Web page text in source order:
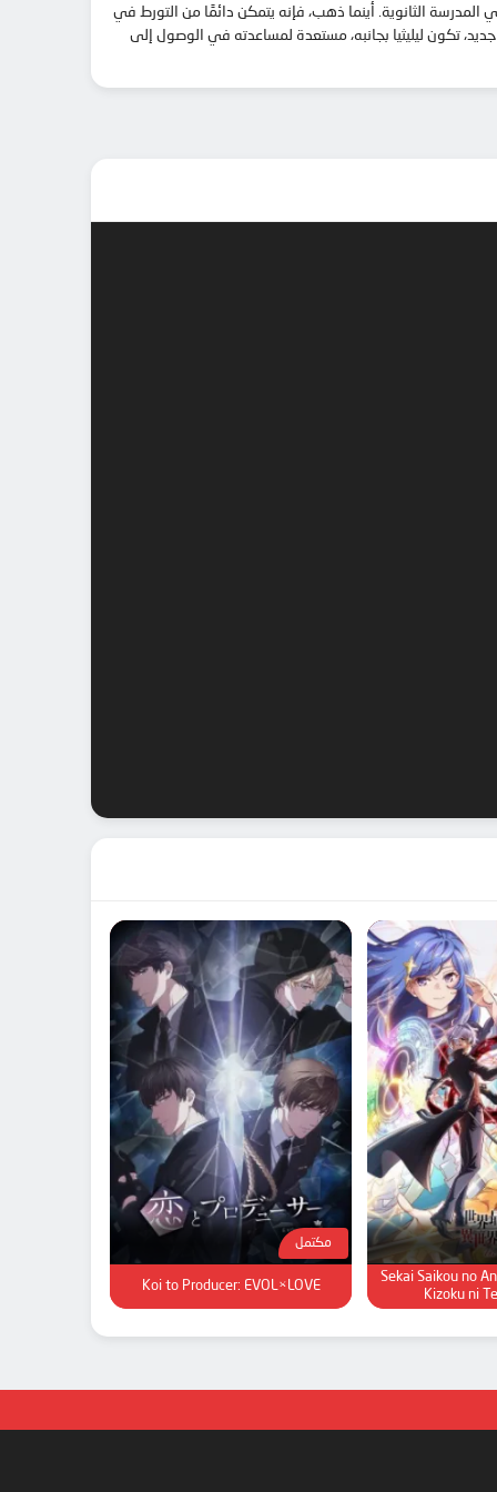
الثانوية. أينما ذهب، فإنه يتمكن دائمًا من التورط في
تكون ليليثيا بجانبه، مستعدة لمساعدته في الوصول إلى
Sekai Saikou no
Kizoku ni
مكتمل
Koi to Producer: EVOL×LOVE